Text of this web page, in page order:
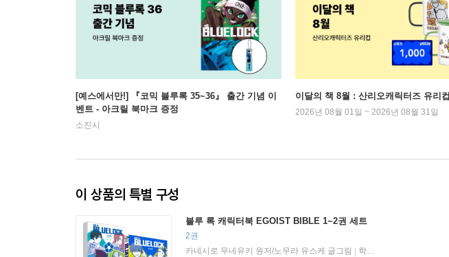
[예스에서만!] 『코믹 블루록 35~36』 출간 기념 이
벤트 - 아크릴 북마크 증정
소진시
이달의 책 8월 : 산리오캐릭터즈 유리컵
2026년 08월 01일 ~ 2026년 08월 31일
이 상품의 특별 구성
블루 록 캐릭터북 EGOIST BIBLE 1~2권 세트
2권
카네시로 무네유키 원저/노무라 유스케 글그림
학산문화사